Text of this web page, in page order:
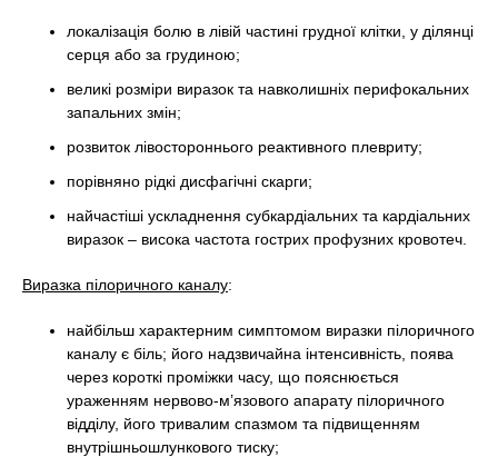
локалізація болю в лівій частині грудної клітки, у ділянці
серця або за грудиною;
великі розміри виразок та навколишніх перифокальних
запальних змін;
розвиток лівостороннього реактивного плевриту;
порівняно рідкі дисфагічні скарги;
найчастіші ускладнення субкардіальних та кардіальних
виразок – висока частота гострих профузних кровотеч.
Виразка пілоричного каналу:
найбільш характерним симптомом виразки пілоричного
каналу є біль; його надзвичайна інтенсивність, поява
через короткі проміжки часу, що пояснюється
ураженням нервово-м’язового апарату пілоричного
відділу, його тривалим спазмом та підвищенням
внутрішньошлункового тиску;